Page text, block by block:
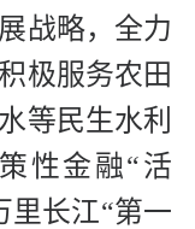
战略，全力
极服务农田
等民生水利
性金融“活
里长江“第一